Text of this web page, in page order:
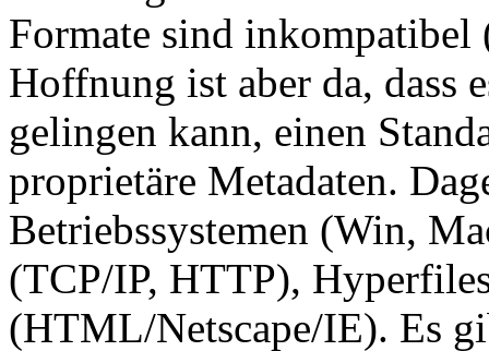
Formate sind
Hoffnung ist aber da, dass
gelingen kann, einen
proprietäre Metadaten.
Betriebssystemen (Win,
(TCP/IP, HTTP),
(HTML/Netscape/IE). Es